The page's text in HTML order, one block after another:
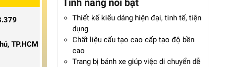
TP.HCM
Tính năng nổi bật
Thiết kế kiểu dáng hiện đại, tinh tế, tiện
dụng
Chất liệu cấu tạo cao cấp tạo độ bền
cao
Trang bị bánh xe giúp việc di chuyển dễ